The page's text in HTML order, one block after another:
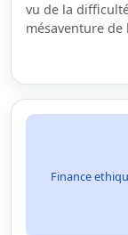
vu de la
mésaventure de
Finance